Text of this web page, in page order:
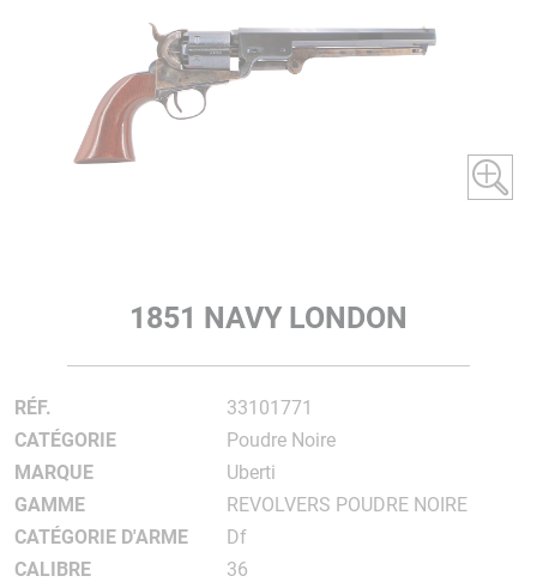
1851 NAVY LONDON
RÉF.
33101771
CATÉGORIE
Poudre Noire
MARQUE
Uberti
GAMME
REVOLVERS POUDRE NOIRE
CATÉGORIE D'ARME
Df
CALIBRE
36